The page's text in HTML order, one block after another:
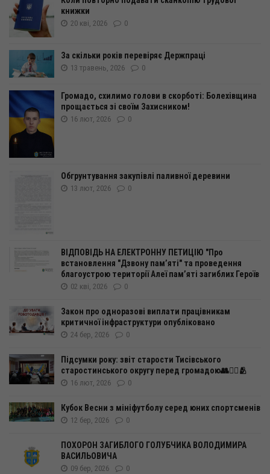
книжки
20 кві, 2026 0
За скільки років перевіряє Держпраці
13 травень, 2026 0
Громадо, схилимо голови в скорботі: Болехівщина
прощається зі своїм Захисником!
16 лют, 2026 0
Обгрунтування закупівлі паливної деревини
13 лют, 2026 0
ВІДПОВІДЬ НА ЕЛЕКТРОННУ ПЕТИЦІЮ "Про
встановлення "Дзвону пам’яті" та проведення
благоустрою території Алеї пам’яті загиблих Героїв
02 кві, 2026 0
Закон про одноразові виплати працівникам
критичної інфраструктури опубліковано
24 бер, 2026 0
Підсумки року: звіт старости Тисівського
старостинського округу перед громадою👥☝🏻🫂
16 лют, 2026 0
Кубок Весни з мініфутболу серед юних спортсменів
12 бер, 2026 0
ПОХОРОН ЗАГИБЛОГО ГОЛУБЧИКА ВОЛОДИМИРА
ВАСИЛЬОВИЧА
09 бер, 2026 0